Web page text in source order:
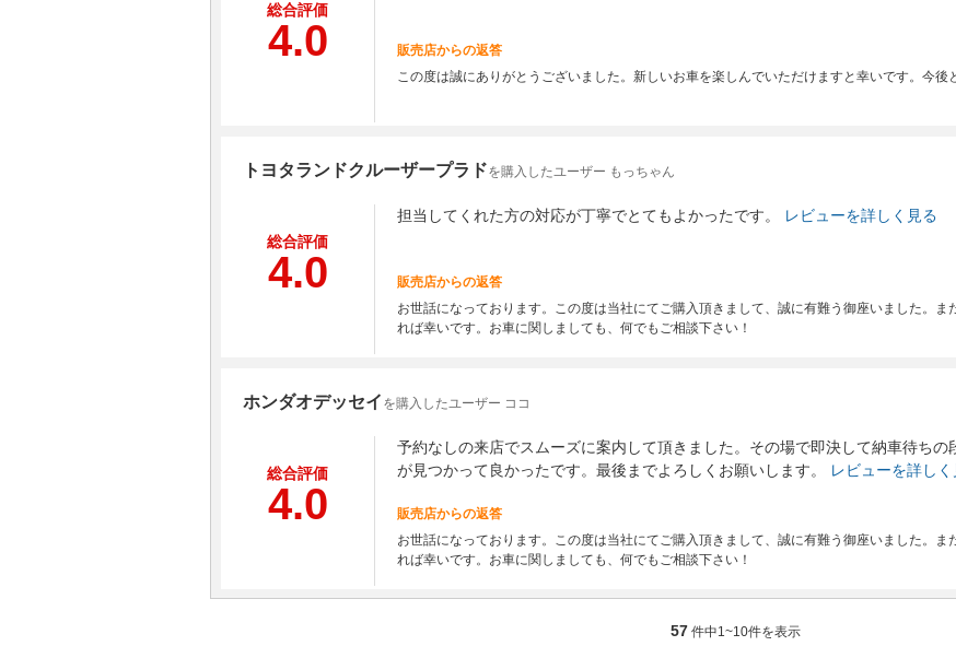
総合評価
4.0
販売店からの返答
この度は誠にありがとうございました。新しいお車を楽しんでいただけますと幸いです。今後
トヨタランドクルーザープラドを購入したユーザー もっちゃん
総合評価
4.0
担当してくれた方の対応が丁寧でとてもよかったです。 レビューを詳しく見る
販売店からの返答
お世話になっております。この度は当社にてご購入頂きまして、誠に有難う御座いました。
れば幸いです。お車に関しましても、何でもご相談下さい！
ホンダオデッセイ を購入したユーザー ココ
総合評価
4.0
予約なしの来店でスムーズに案内して頂きました。その場で即決して納車待ち
が見つかって良かったです。最後までよろしくお願いします。
レビューを詳しく
販売店からの返答
お世話になっております。この度は当社にてご購入頂きまして、誠に有難う御座いました。
れば幸いです。お車に関しましても、何でもご相談下さい！
57 件中1~10件を表示